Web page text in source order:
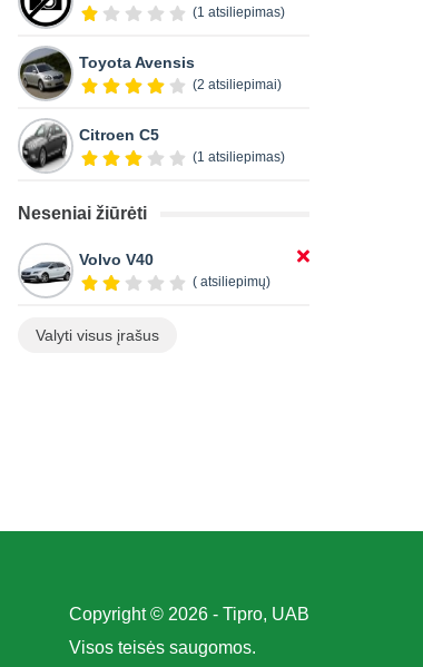
(1 atsiliepimas)
Toyota Avensis
(2 atsiliepimai)
Citroen C5
(1 atsiliepimas)
Neseniai žiūrėti
Volvo V40
( atsiliepimų)
Valyti visus įrašus
Copyright © 2026 - Tipro, UAB
Visos teisės saugomos.